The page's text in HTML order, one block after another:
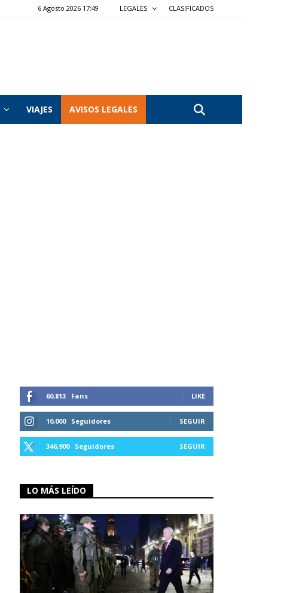
6 Agosto 2026 17:49 LEGALES CLASIFICADOS
VIAJES AVISOS LEGALES
60,813 Fans LIKE
10,000 Seguidores SEGUIR
346,900 Seguidores SEGUIR
LO MÁS LEÍDO